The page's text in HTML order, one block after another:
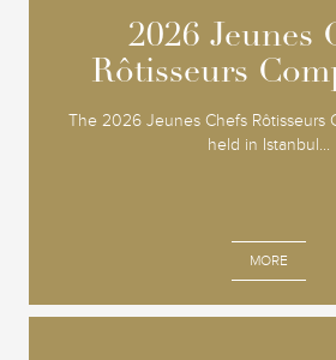
2026 Jeunes
Rôtisseurs
The 2026 Jeunes Chefs Rôtisseurs
held in Istanbul...
MORE
2026 Jeunes
Rôtisseurs